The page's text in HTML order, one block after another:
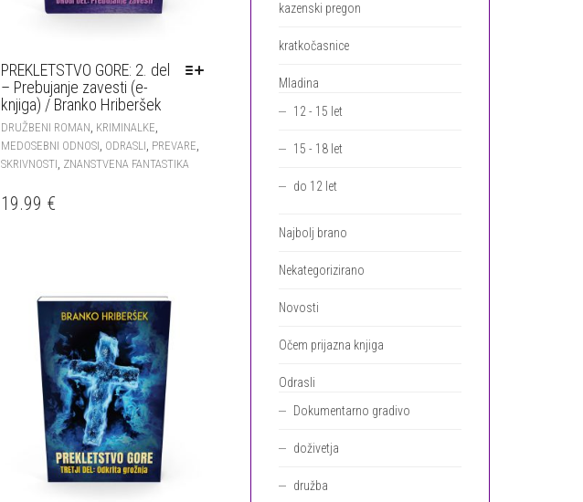
PREKLETSTVO GORE: 2. del
– Prebujanje zavesti (e-
knjiga) / Branko Hriberšek
DRUŽBENI ROMAN KRIMINALKE
MEDOSEBNI ODNOSI ODRASLI PREVARE
SKRIVNOSTI ZNANSTVENA FANTASTIKA
19.99 €
kazenski pregon
kratkočasnice
Mladina
12 - 15 let
15 - 18 let
do 12 let
Najbolj brano
Nekategorizirano
Novosti
Očem prijazna knjiga
Odrasli
Dokumentarno gradivo
doživetja
družba